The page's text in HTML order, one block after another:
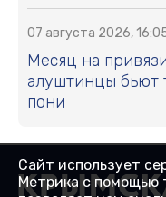
07 августа 2026,
Месяц на
алуштинцы бьют
пони
Сайт использует
Метрика с помощью